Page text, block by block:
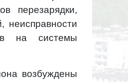
перезарядки,
неисправности
на системы
возбуждены